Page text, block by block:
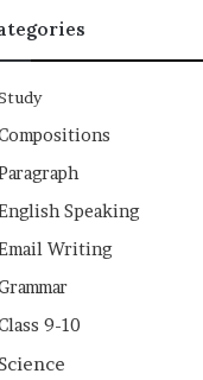
Speaking
Writing
9-10
Science